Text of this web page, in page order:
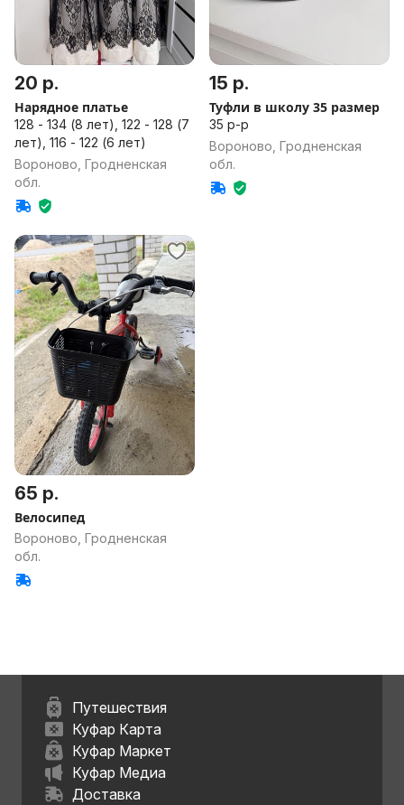
20 р.
Нарядное платье
128 - 134 (8 лет), 122 - 128 (7
лет), 116 - 122 (6 лет)
Вороново, Гродненская
обл.
15 р.
Туфли в школу 35 размер
35 р-р
Вороново, Гродненская
обл.
65 р.
Велосипед
Вороново, Гродненская
обл.
Путешествия
Куфар Карта
Куфар Маркет
Куфар Медиа
Доставка